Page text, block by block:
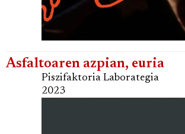
Asfaltoaren azpian, euria
Piszifaktoria Laborategia
2023